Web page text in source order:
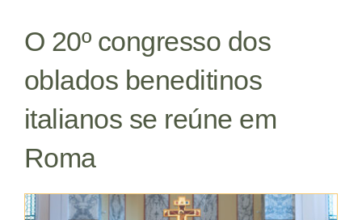
Nossas raízes
Tornar-se monge ou freira
A medalha de São Bento
O 20º congresso dos
oblados beneditinos
italianos se reúne em
Roma